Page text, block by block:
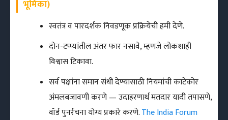
भूमिका)
स्वतंत्र व पारदर्शक निवडणूक प्रक्रियेची हमी देणे.
दोन-टप्प्यांतील अंतर फार नसावे, म्हणजे लोकशाही
विश्वास टिकावा.
सर्व पक्षांना समान संधी देण्यासाठी नियमांची काटेकोर
अंमलबजावणी करणे — उदाहरणार्थ मतदार यादी तपासणे,
वॉर्ड पुनर्रचना योग्य प्रकारे करणे.The India Forum